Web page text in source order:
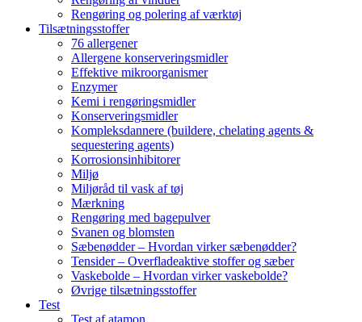
Rengøring og polering af værktøj
Tilsætningsstoffer
76 allergener
Allergene konserveringsmidler
Effektive mikroorganismer
Enzymer
Kemi i rengøringsmidler
Konserveringsmidler
Kompleksdannere (buildere, chelating agents &
sequestering agents)
Korrosionsinhibitorer
Miljø
Miljøråd til vask af tøj
Mærkning
Rengøring med bagepulver
Svanen og blomsten
Sæbenødder – Hvordan virker sæbenødder?
Tensider – Overfladeaktive stoffer og sæber
Vaskebolde – Hvordan virker vaskebolde?
Øvrige tilsætningsstoffer
Test
Test af atamon